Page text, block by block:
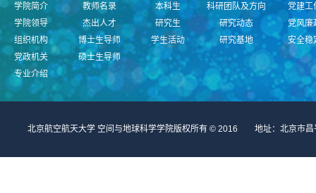
学院简介
学院领导
组织机构
党政机关
专业介绍
教师名录
杰出人才
博士生导师
硕士生导师
本科生
研究生
学生活动
科研团队及方向
研究动态
研究基地
党建工
党风廉
安全稳
北京航空航天大学 空间与地球科学学院版权所有 © 2016 地址：北京